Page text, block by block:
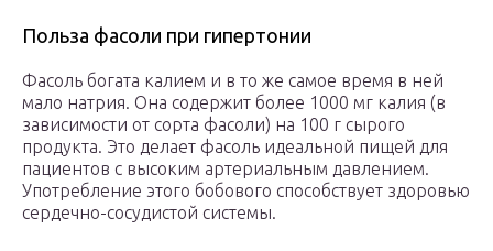
Польза фасоли при гипертонии
Фасоль богата калием и в то же самое время в ней
мало натрия. Она содержит более 1000 мг калия (в
зависимости от сорта фасоли) на 100 г сырого
продукта. Это делает фасоль идеальной пищей для
пациентов с высоким артериальным давлением.
Употребление этого бобового способствует здоровью
сердечно-сосудистой системы.